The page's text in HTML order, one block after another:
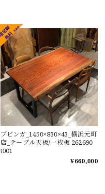
ブビンガ_1450×830×43_横浜元町
店_テーブル天板/一枚板 262690
t001
¥660,000